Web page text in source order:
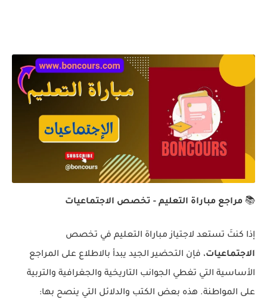
📚 مراجع مباراة التعليم - تخصص الاجتماعيات
إذا كنتَ تستعد لاجتياز مباراة التعليم في تخصص
الاجتماعيات، فإن التحضير الجيد يبدأ بالاطلاع على المراجع
الأساسية التي تغطي الجوانب التاريخية والجغرافية والتربية
على المواطنة. هذه بعض الكتب والدلائل التي ينصح بها: